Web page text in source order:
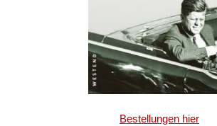
Bestellungen hier